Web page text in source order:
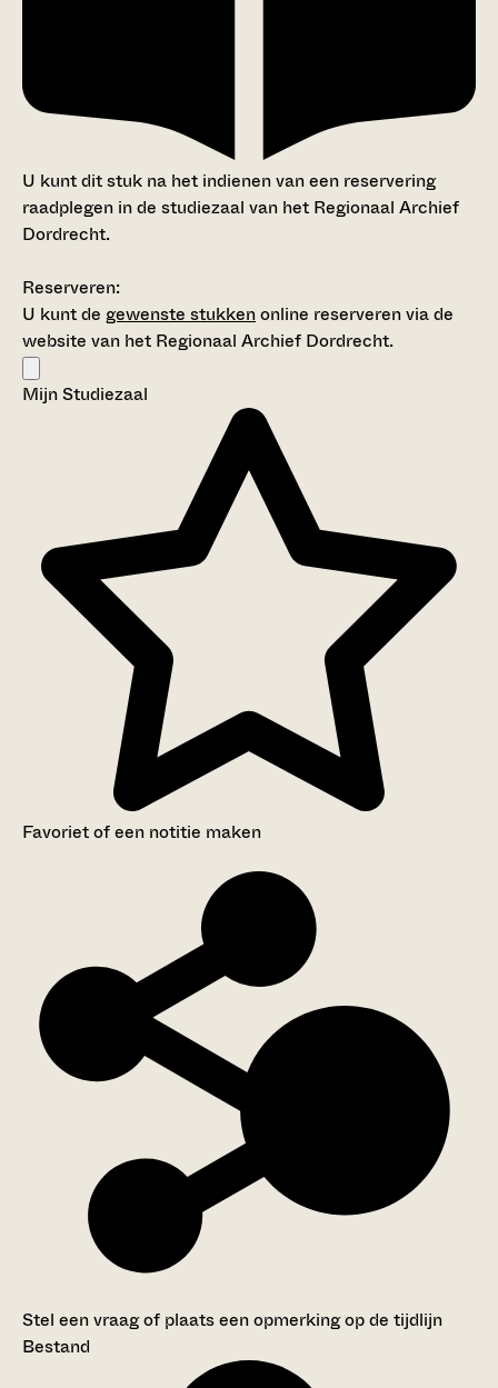
U kunt dit stuk na het indienen van een reservering
raadplegen in de studiezaal van het Regionaal Archief
Dordrecht.
Reserveren:
U kunt de gewenste stukkenonline reserveren via de
website van het Regionaal Archief Dordrecht.
Mijn Studiezaal
Favoriet of een notitie maken
Stel een vraag of plaats een opmerking op de tijdlijn
Bestand